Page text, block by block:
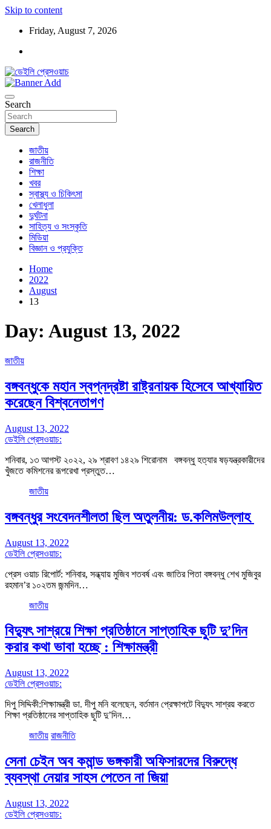
Skip to content
Friday, August 7, 2026
ডেইলি প্রেসওয়াচ
Search
Search
জাতীয়
রাজনীতি
শিক্ষা
খবর
স্বাস্থ্য ও চিকিৎসা
খেলাধুলা
দুর্ঘটনা
সাহিত্য ও সংস্কৃতি
মিডিয়া
বিজ্ঞান ও প্রযুক্তি
Home
2022
August
13
Day: August 13, 2022
জাতীয়
বঙ্গবন্ধুকে মহান স্বপ্নদ্রষ্টা রাষ্ট্রনায়ক হিসেবে আখ্যায়িত
করেছেন বিশ্বনেতাগণ
August 13, 2022
ডেইলি প্রেসওয়াচ:
শনিবার, ১৩ আগস্ট ২০২২, ২৯ শ্রাবণ ১৪২৯ শিরোনাম বঙ্গবন্ধু হত্যার ষড়যন্ত্রকারীদের
খুঁজতে কমিশনের রূপরেখা প্রস্তুত…
জাতীয়
বঙ্গবন্ধুর সংবেদনশীলতা ছিল অতুলনীয়: ড.কলিমউল্লাহ
August 13, 2022
ডেইলি প্রেসওয়াচ:
প্রেস ওয়াচ রিপোর্ট: শনিবার, সন্ধ্যায় মুজিব শতবর্ষ এবং জাতির পিতা বঙ্গবন্ধু শেখ মুজিবুর
রহমান’র ১০২তম জন্মদিন…
জাতীয়
বিদ্যুৎ সাশ্রয়ে শিক্ষা প্রতিষ্ঠানে সাপ্তাহিক ছুটি দু’দিন
করার কথা ভাবা হচ্ছে : শিক্ষামন্ত্রী
August 13, 2022
ডেইলি প্রেসওয়াচ:
দিপু সিদ্দিকী:শিক্ষামন্ত্রী ডা. দীপু মনি বলেছেন, বর্তমান প্রেক্ষাপটে বিদ্যুৎ সাশ্রয় করতে
শিক্ষা প্রতিষ্ঠানের সাপ্তাহিক ছুটি দু’দিন…
জাতীয় রাজনীতি
সেনা চেইন অব কমান্ড ভঙ্গকারী অফিসারদের বিরুদ্ধে
ব্যবস্থা নেয়ার সাহস পেতেন না জিয়া
August 13, 2022
ডেইলি প্রেসওয়াচ: